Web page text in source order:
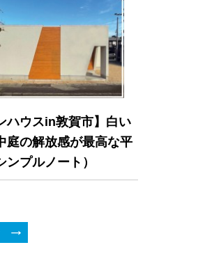
ハウスin敦賀市】白い
庭の解放感が最高な平
ンプルノート）